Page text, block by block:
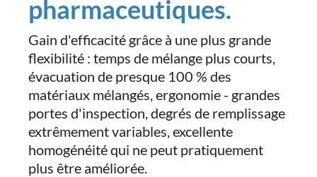
pharmaceutiques.
Gain d'efficacité grâce à une plus grande
flexibilité : temps de mélange plus courts,
évacuation de presque 100 % des
matériaux mélangés, ergonomie - grandes
portes d'inspection, degrés de remplissage
extrêmement variables, excellente
homogénéité qui ne peut pratiquement
plus être améliorée.